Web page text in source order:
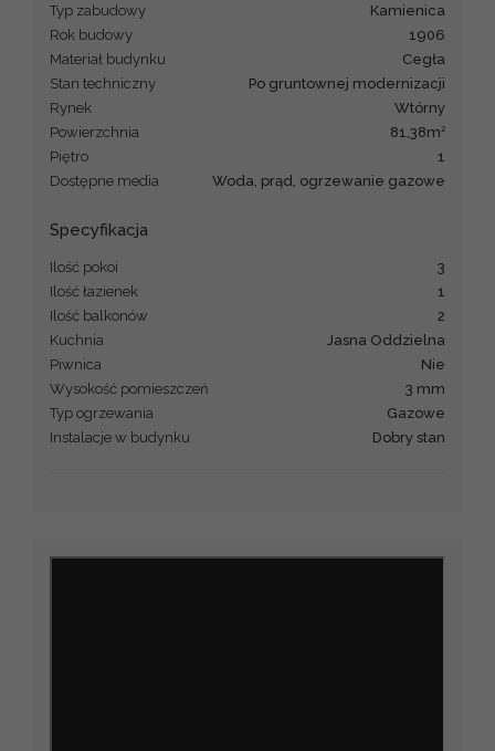
Typ zabudowy
kamienica
Rok budowy
1906
Materiał budynku
cegła
Stan techniczny
po gruntownej modernizacji
Rynek
Wtórny
Powierzchnia
81,38m 2
Piętro
1
Dostępne media
Woda, prąd, ogrzewanie gazowe
Specyfikacja
Ilość pokoi
3
Ilość łazienek
1
Ilość balkonów
2
Kuchnia
Jasna Oddzielna
Piwnica
Nie
Wysokość pomieszczeń
3 mm
Typ ogrzewania
Gazowe
Instalacje w budynku
Dobry stan